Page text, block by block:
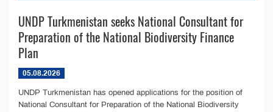
UNDP Turkmenistan seeks National Consultant for
Preparation of the National Biodiversity Finance
Plan
05.08.2026
UNDP Turkmenistan has opened applications for the position of
National Consultant for Preparation of the National Biodiversity